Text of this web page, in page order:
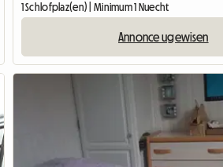
1 Schlofplaz(en) | Minimum 1 Nuecht
Annonce ugewisen